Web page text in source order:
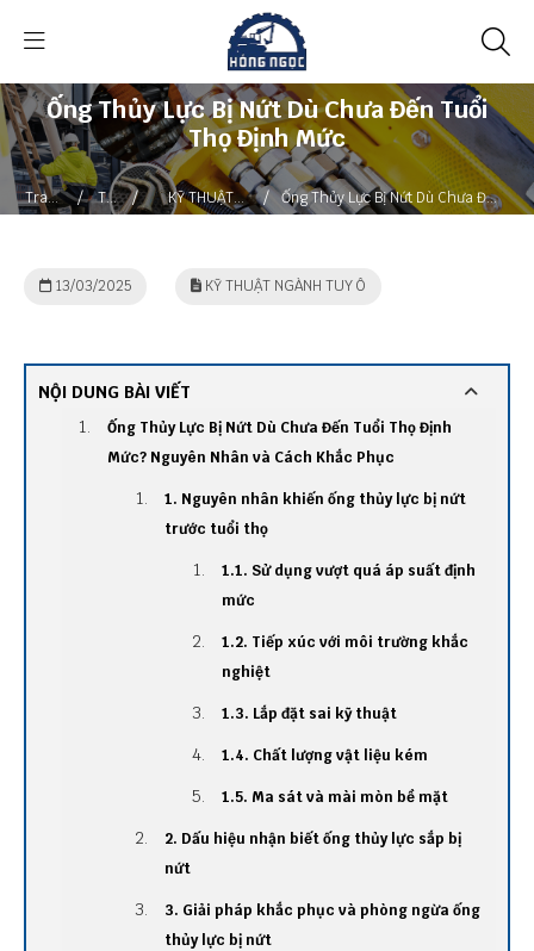
Ống Thủy Lực Bị Nứt Dù Chưa Đến Tuổi
Thọ Định Mức
Trang / Tin / KỸ THUẬT / Ống Thủy Lực Bị Nứt Dù Chưa Đến
13/03/2025 KỸ THUẬT NGÀNH TUY Ô
NỘI DUNG BÀI VIẾT
Ống Thủy Lực Bị Nứt Dù Chưa Đến Tuổi Thọ Định
Mức? Nguyên Nhân và Cách Khắc Phục
1. Nguyên nhân khiến ống thủy lực bị nứt
trước tuổi thọ
1.1. Sử dụng vượt quá áp suất định
mức
1.2. Tiếp xúc với môi trường khắc
nghiệt
1.3. Lắp đặt sai kỹ thuật
1.4. Chất lượng vật liệu kém
1.5. Ma sát và mài mòn bề mặt
2. Dấu hiệu nhận biết ống thủy lực sắp bị
nứt
3. Giải pháp khắc phục và phòng ngừa ống
thủy lực bị nứt